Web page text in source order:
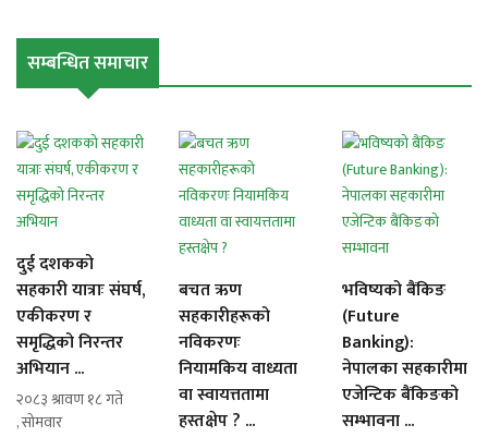
सम्बन्धित समाचार
दुई दशकको
सहकारी यात्राः संघर्ष,
एकीकरण र
समृद्धिको निरन्तर
अभियान ...
२०८३ श्रावण १८ गते
, सोमवार
बचत ऋण
सहकारीहरूको
नविकरणः
नियामकिय वाध्यता
वा स्वायत्ततामा
हस्तक्षेप ? ...
भविष्यको बैंकिङ
(Future
Banking):
नेपालका सहकारीमा
एजेन्टिक बैंकिङको
सम्भावना ...